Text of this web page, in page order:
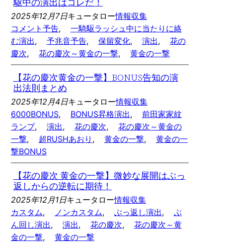
2025年12月7日キュータロー情報収集
コメント予告,
一騎駆ラッシュ中に当たりに絡
む演出, 予兆音予告, 保留変化, 演出,
花の
慶次, 花の慶次～黄金の一撃, 黄金の一撃
【花の慶次黄金の一撃】BONUS告知の演
出法則まとめ
2025年12月4日キュータロー情報収集
6000BONUS, BONUS昇格演出,
前田家家紋
ランプ, 演出, 花の慶次,
花の慶次～黄金の
一撃, 超RUSHあおり , 黄金の一撃,
黄金の一
撃BONUS
【花の慶次 黄金の一撃】微妙な展開はぶっ
返しからの逆転に期待！
2025年12月1日キュータロー情報収集
カスタム, ノンカスタム, ぶっ返し演出,
ぶ
ん回し演出, 演出, 花の慶次,
花の慶次～黄
金の一撃, 黄金の一撃